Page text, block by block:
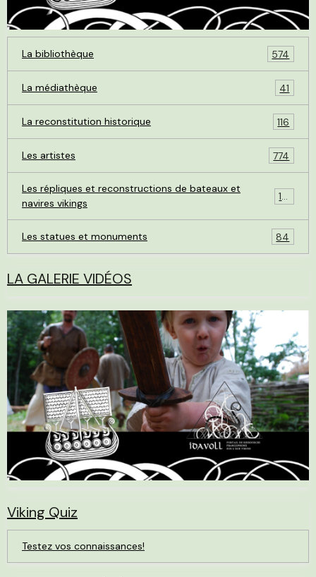
La bibliothèque 574
La médiathèque 41
La reconstitution historique 116
Les artistes 774
Les répliques et reconstructions de bateaux et
navires vikings
119
Les statues et monuments 84
LA GALERIE VIDÉOS
Viking Quiz
Testez vos connaissances!